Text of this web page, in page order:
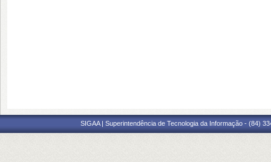
SIGAA | Superintendência de Tecnologia da Informação - (84)